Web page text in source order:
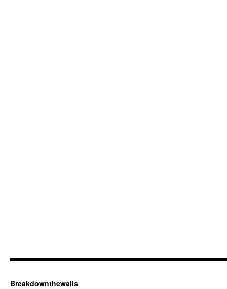
Breakdownthewalls